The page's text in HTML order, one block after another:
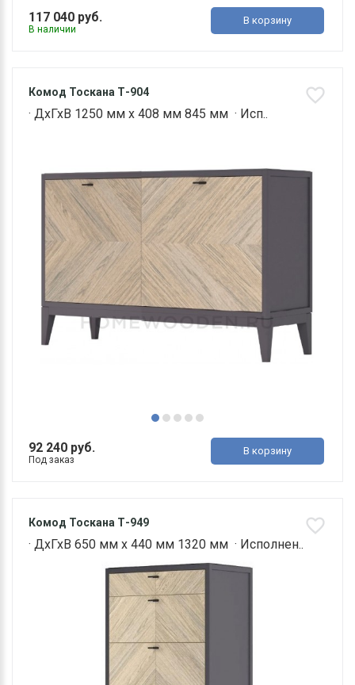
117 040 руб.
В наличии
В корзину
Комод Тоскана Т-904
· ДхГхВ 1250 мм х 408 мм 845 мм · Исп..
92 240 руб.
Под заказ
В корзину
Комод Тоскана Т-949
· ДхГхВ 650 мм х 440 мм 1320 мм · Исполнен..